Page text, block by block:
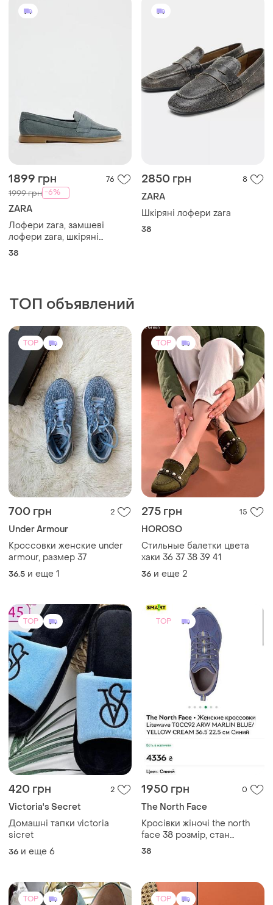
1899 грн 76
1999 грн -6%
ZARA
Лофери zara, замшеві
лофери zara, шкіряні
лофери zara, 2519/410
38
2850 грн 8
ZARA
Шкіряні лофери zara
38
ТОП объявлений
TOP
700 грн 2
Under Armour
Кроссовки женские under
armour, размер 37
36.5 и еще 1
TOP
275 грн 15
HOROSO
Стильные балетки цвета
хаки 36 37 38 39 41
36 и еще 2
TOP
420 грн 2
Victoria's Secret
Домашні тапки victoria
sicret
36 и еще 6
TOP
1950 грн 0
The North Face
Кросівки жіночі the north
face 38 розмір, стан
ідеальний
38
TOP TOP